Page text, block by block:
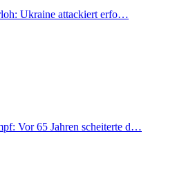
Ukraine attackiert erfo…
Vor 65 Jahren scheiterte d…